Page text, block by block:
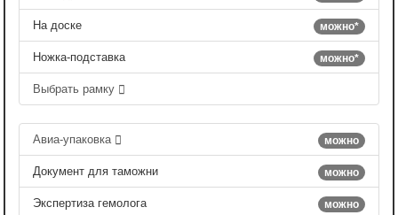
можно*
На доске
можно*
Ножка-подставка
Выбрать рамку
можно
Авиа-упаковка
можно
Документ для таможни
можно
Экспертиза гемолога